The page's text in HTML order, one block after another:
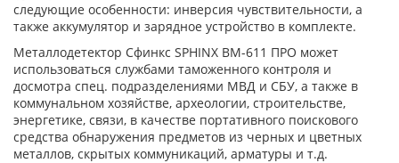
следующие особенности: инверсия чувствительности, а
также аккумулятор и зарядное устройство в комплекте.
Металлодетектор Сфинкс SPHINX BM-611 ПРО может
использоваться службами таможенного контроля и
досмотра спец. подразделениями МВД и СБУ, а также в
коммунальном хозяйстве, археологии, строительстве,
энергетике, связи, в качестве портативного поискового
средства обнаружения предметов из черных и цветных
металлов, скрытых коммуникаций, арматуры и т.д.